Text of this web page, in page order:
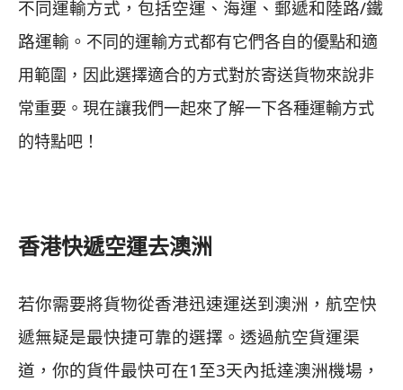
不同運輸方式，包括空運、海運、郵遞和陸路/鐵
路運輸。 不同的運輸方式都有它們各自的優點和適
用範圍，因此選擇適合的方式對於寄送貨物來說非
常重要。現在讓我們一起來了解一下各種運輸方式
的特點吧！
香港快遞空運去澳洲
若你需要將貨物從香港迅速運送到澳洲，航空快
遞無疑是最快捷可靠的選擇。透過航空貨運渠
道，你的貨件最快可在1至3天內抵達澳洲機場，